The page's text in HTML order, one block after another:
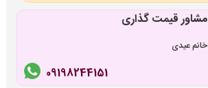
مشاور قیمت گذاری
خانم عیدی
09198244151